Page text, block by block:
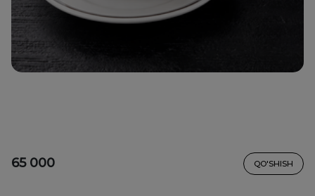
65 000 QO'SHISH